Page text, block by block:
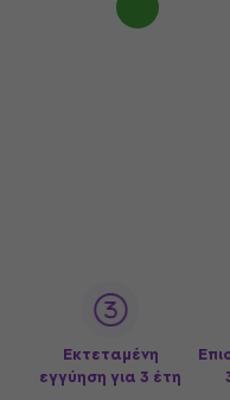
Εκτεταμένη
εγγύηση για 3 έτη